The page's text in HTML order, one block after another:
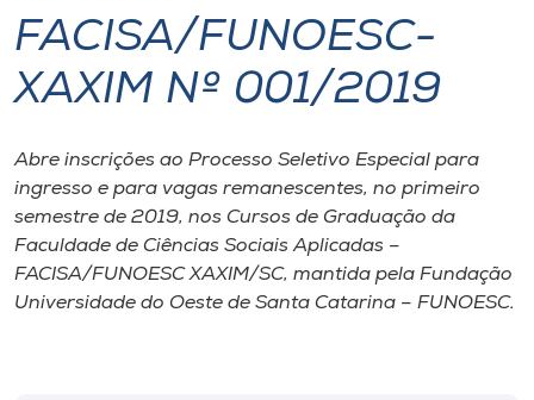
I.nova
Cultura
CPA
FACISA/FUNOESC-
XAXIM Nº 001/2019
Abre inscrições ao Processo Seletivo Especial para
ingresso e para vagas remanescentes, no primeiro
semestre de 2019, nos Cursos de Graduação da
Faculdade de Ciências Sociais Aplicadas –
FACISA/FUNOESC XAXIM/SC, mantida pela Fundação
Universidade do Oeste de Santa Catarina – FUNOESC.